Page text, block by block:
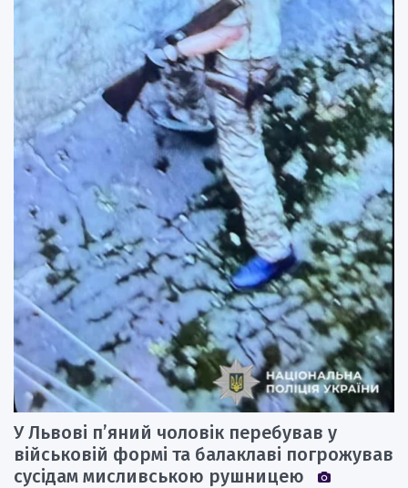
У Львові п’яний чоловік перебував у
військовій формі та балаклаві погрожував
сусідам мисливською рушницею